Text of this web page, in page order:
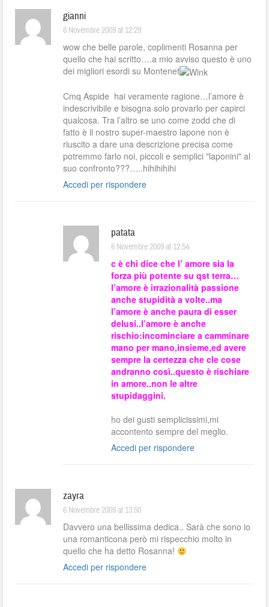
gianni
6 Novembre 2009 at 12:29
wow che belle parole, coplimenti Rosanna per
quello che hai scritto….a mio avviso questo è uno
dei migliori esordi su Montenet
Cmq Aspide hai veramente ragione…l’amore è
indescrivibile e bisogna solo provarlo per capirci
qualcosa. Tra l’altro se uno come zodd che di
fatto è il nostro super-maestro lapone non è
riuscito a dare una descrizione precisa come
potremmo farlo noi, piccoli e semplici "laponini" al
suo confronto???…..hihihihihi
Accedi per rispondere
patata
6 Novembre 2009 at 12:54
c è chi dice che l’ amore sia la
forza più potente su qst terra…
l’amore è irrazionalità passione
anche stupidità a volte..ma
l’amore è anche paura di esser
delusi..l’amore è anche
rischio:incominciare a camminare
mano per mano,insieme,ed avere
sempre la certezza che cle cose
andranno così..questo è rischiare
in amore..non le altre
stupidaggini.
ho dei gusti semplicissimi,mi
accontento sempre del meglio.
Accedi per rispondere
zayra
6 Novembre 2009 at 13:50
Davvero una bellissima dedica.. Sarà che sono io
una romanticona però mi rispecchio molto in
quello che ha detto Rosanna!
Accedi per rispondere